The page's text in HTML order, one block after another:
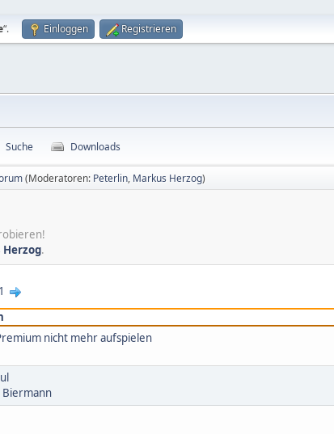
“. Einloggen Registrieren
Suche Downloads
(Moderatoren: Peterlin, Markus Herzog)
.
nicht mehr aufspielen